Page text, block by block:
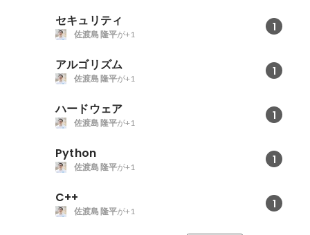
セキュリティ 1
佐渡島 隆平が+1
アルゴリズム 1
佐渡島 隆平が+1
ハードウェア 1
佐渡島 隆平が+1
Python 1
佐渡島 隆平が+1
C++ 1
佐渡島 隆平が+1